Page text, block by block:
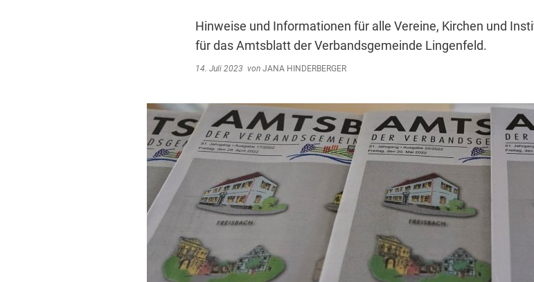
Hinweise und Informationen für alle Vereine, Kirchen und
für das Amtsblatt der Verbandsgemeinde Lingenfeld.
14. Juli 2023 von JANA HINDERBERGER